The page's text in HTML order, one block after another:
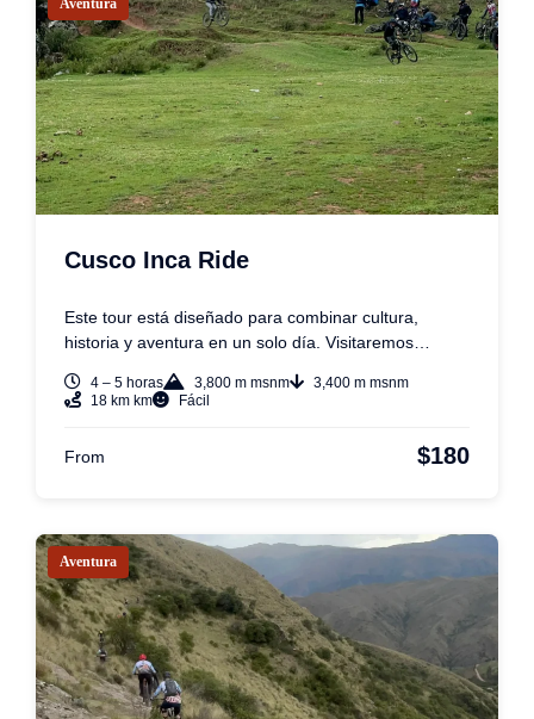
Aventura
Cusco Inca Ride
Este tour está diseñado para combinar cultura,
historia y aventura en un solo día. Visitaremos…
4 – 5 horas 3,800 m msnm
3,400 m msnm
18 km km
Fácil
From $180
Aventura